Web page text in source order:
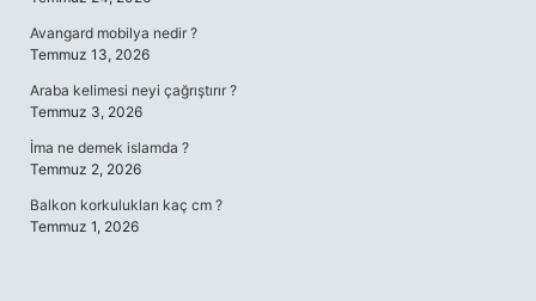
Avangard mobilya nedir ?
Temmuz 13, 2026
Araba kelimesi neyi çağrıştırır ?
Temmuz 3, 2026
İma ne demek islamda ?
Temmuz 2, 2026
Balkon korkulukları kaç cm ?
Temmuz 1, 2026